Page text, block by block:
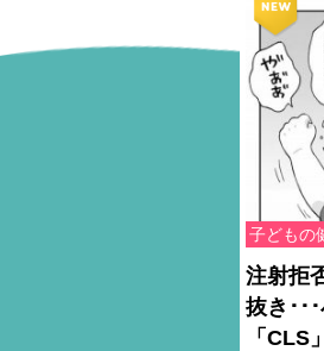
子どもの
注射拒
抜き･･
「CLS